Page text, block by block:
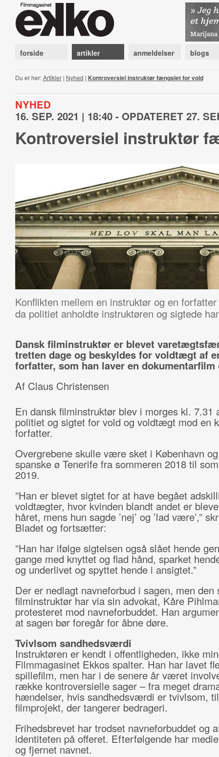
forside artikler anmeldelser blogs
Du er her:Artikler| Nyhed | Kontroversiel instruktør fængslet for vold
NYHED
16. SEP. 2021 | 18:40 - OPDATERET 27.
Kontroversiel instruktør
Konflikten mellem en instruktør og en
da politiet anholdte instruktøren og sigtede
Dansk filminstruktør er blevet
tretten dage og beskyldes for voldtægt af
forfatter, som han laver en dokumentarfilm
Af Claus Christensen
En dansk filminstruktør blev i morges kl. 7.31
politiet og sigtet for vold og voldtægt mod en
forfatter.
Overgrebene skulle være sket i København
spanske ø Tenerife fra sommeren 2018 til
2019.
”Han er blevet sigtet for at have begået
voldtægter, hvor kvinden blandt andet er
håret, mens hun sagde ’nej’ og ’lad være’,”
Bladet og fortsætter:
”Han har ifølge sigtelsen også slået hende
gange med knyttet og flad hånd, sparket
og underlivet og spyttet hende i ansigtet.”
Der er nedlagt navneforbud i sagen, men den
filminstruktør har via sin advokat, Kåre
protesteret mod navneforbuddet. Han
at sagen bør foregår for åbne døre.
Tvivlsom sandhedsværdi
Instruktøren er kendt i offentligheden, ikke
Filmmagasinet Ekkos spalter. Han har lavet
spillefilm, men har i de senere år været
række kontroversielle sager – fra meget
hændelser, hvis sandhedsværdi er tvivlsom,
filmprojekt, der tangerer bedrageri.
Frihedsbrevet har trodset navneforbuddet og
identiteten på offeret. Efterfølgende har
og fjernet navnet.